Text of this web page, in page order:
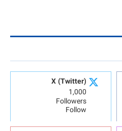
X (Twitter)
1,000
Followers
Follow